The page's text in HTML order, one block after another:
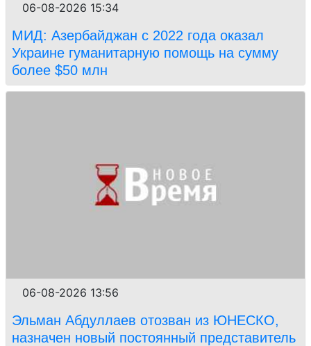
06-08-2026 15:34
МИД: Азербайджан с 2022 года оказал
Украине гуманитарную помощь на сумму
более $50 млн
06-08-2026 13:56
Эльман Абдуллаев отозван из ЮНЕСКО,
назначен новый постоянный представитель